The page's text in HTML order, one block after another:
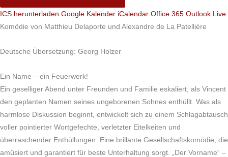
ICS herunterladen Google Kalender iCalendar Office 365 Outlook Live
Komödie von Matthieu Delaporte und Alexandre de La Patellière
Deutsche Übersetzung: Georg Holzer
Ein Name – ein Feuerwerk!
Ein geselliger Abend unter Freunden und Familie eskaliert, als Vincent
den geplanten Namen seines ungeborenen Sohnes enthüllt. Was als
harmlose Diskussion beginnt, entwickelt sich zu einem Schlagabtausch
voller pointierter Wortgefechte, verletzter Eitelkeiten und
überraschender Enthüllungen. Eine brillante Gesellschaftskomödie, die
amüsiert und garantiert für beste Unterhaltung sorgt. „Der Vorname“ –